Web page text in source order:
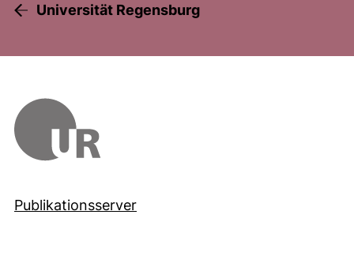
Universität Regensburg
Publikationsserver